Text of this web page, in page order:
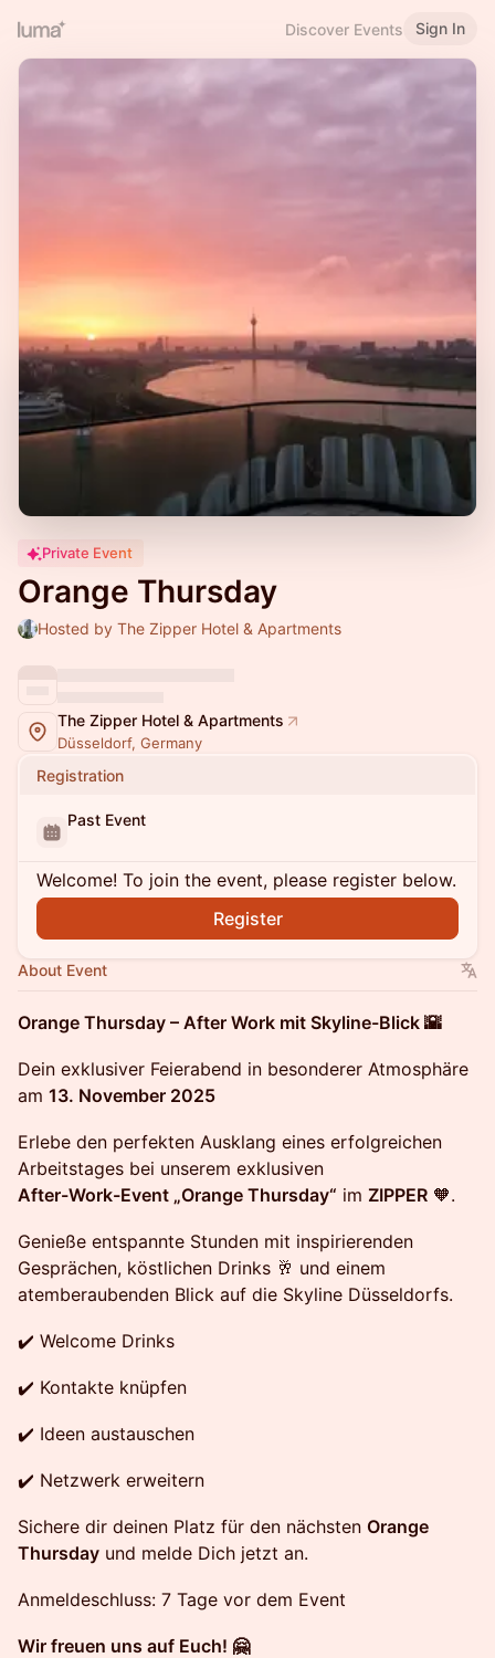
Discover Events Sign In
Private Event
Orange Thursday
Hosted by The Zipper Hotel & Apartments
The Zipper Hotel & Apartments
Düsseldorf, Germany
Registration
Past Event
Welcome! To join the event, please register below.
Register
About Event
Orange Thursday – After Work mit Skyline-Blick 🌇
Dein exklusiver Feierabend in besonderer Atmosphäre
am 13. November 2025
Erlebe den perfekten Ausklang eines erfolgreichen
Arbeitstages bei unserem exklusiven
After-Work-Event „Orange Thursday“ im ZIPPER 🧡.
Genieße entspannte Stunden mit inspirierenden
Gesprächen, köstlichen Drinks 🥂 und einem
atemberaubenden Blick auf die Skyline Düsseldorfs.
✔️ Welcome Drinks
✔️ Kontakte knüpfen
✔️ Ideen austauschen
✔️ Netzwerk erweitern
Sichere dir deinen Platz für den nächsten Orange
Thursday und melde Dich jetzt an.
Anmeldeschluss: 7 Tage vor dem Event
Wir freuen uns auf Euch! 🤗